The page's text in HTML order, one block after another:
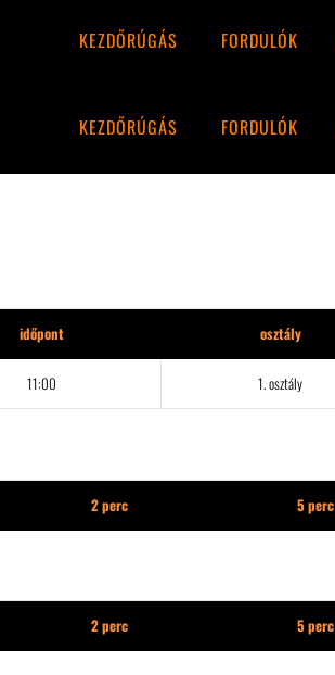
KEZDŐRÚGÁS FORDULÓK
KEZDŐRÚGÁS FORDULÓK
időpont osztály
11:00 1. osztály
2 perc 5 perc
2 perc 5 perc